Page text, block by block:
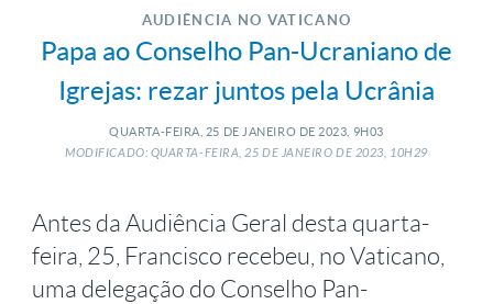
AUDIÊNCIA NO VATICANO
Papa ao Conselho Pan-Ucraniano de
Igrejas: rezar juntos pela Ucrânia
QUARTA-FEIRA, 25 DE JANEIRO DE 2023, 9H03
MODIFICADO: QUARTA-FEIRA, 25 DE JANEIRO DE 2023, 10H29
Antes da Audiência Geral desta quarta-
feira, 25, Francisco recebeu, no Vaticano,
uma delegação do Conselho Pan-